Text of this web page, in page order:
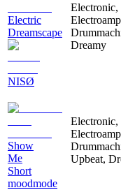
Electric
Dreamscape
NISØ
Electronic,
Dreamy
Show
Me
Short
moodmode
Electronic,
Upbeat,